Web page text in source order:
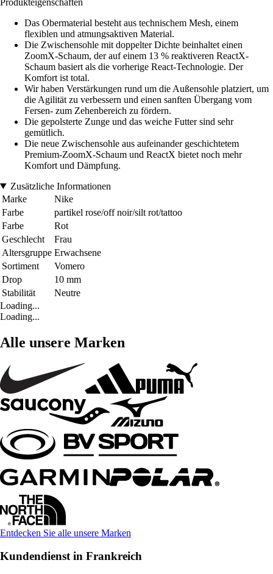
Das Obermaterial besteht aus technischem Mesh, einem
flexiblen und atmungsaktiven Material.
Die Zwischensohle mit doppelter Dichte beinhaltet einen
ZoomX-Schaum, der auf einem 13 % reaktiveren ReactX-
Schaum basiert als die vorherige React-Technologie. Der
Komfort ist total.
Wir haben Verstärkungen rund um die Außensohle platziert, um
die Agilität zu verbessern und einen sanften Übergang vom
Fersen- zum Zehenbereich zu fördern.
Die gepolsterte Zunge und das weiche Futter sind sehr
gemütlich.
Die neue Zwischensohle aus aufeinander geschichtetem
Premium-ZoomX-Schaum und ReactX bietet noch mehr
Komfort und Dämpfung.
Zusätzliche Informationen
Marke
Nike
Farbe
partikel rose/off noir/silt rot/tattoo
Farbe
Rot
Geschlecht
Frau
Altersgruppe Erwachsene
Sortiment
Vomero
Drop
10 mm
Stabilität
Neutre
Loading...
Loading...
Alle unsere Marken
Entdecken Sie alle unsere Marken
Kundendienst in Frankreich